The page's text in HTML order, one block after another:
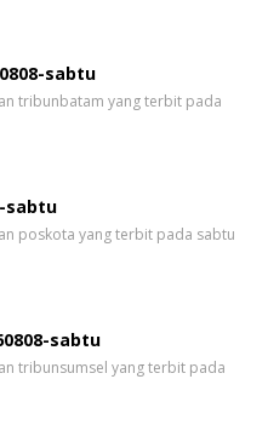
sabtu
tribunbatam yang terbit pada
sabtu
poskota yang terbit pada sabtu
sabtu
tribunsumsel yang terbit pada